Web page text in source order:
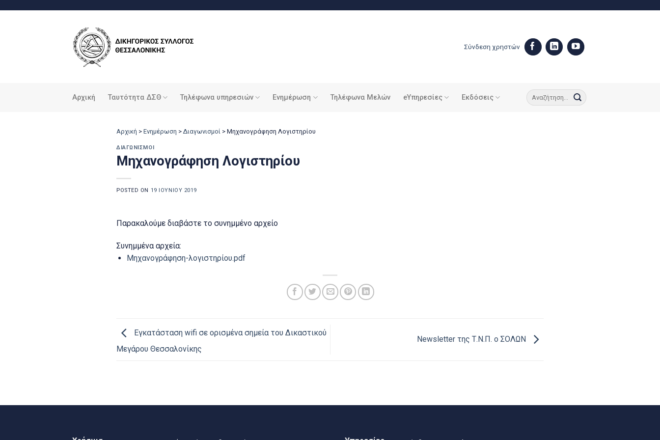
Σύνδεση χρηστών
Αρχική Ταυτότητα ΔΣΘ Τηλέφωνα υπηρεσιών Ενημέρωση Τηλέφωνα Μελών eΥπηρεσίες Εκδόσεις
Αρχική > Ενημέρωση > Διαγωνισμοί > Μηχανογράφηση Λογιστηρίου
ΔΙΑΓΩΝΙΣΜΟΊ
Μηχανογράφηση Λογιστηρίου
POSTED ON 19 ΙΟΥΝΊΟΥ 2019
Παρακαλούμε διαβάστε το συνημμένο αρχείο
Συνημμένα αρχεία:
Μηχανογράφηση-λογιστηρίου.pdf
Εγκατάσταση wifi σε ορισμένα σημεία του Δικαστικού
Μεγάρου Θεσσαλονίκης
Newsletter της Τ.Ν.Π. ο ΣΟΛΩΝ